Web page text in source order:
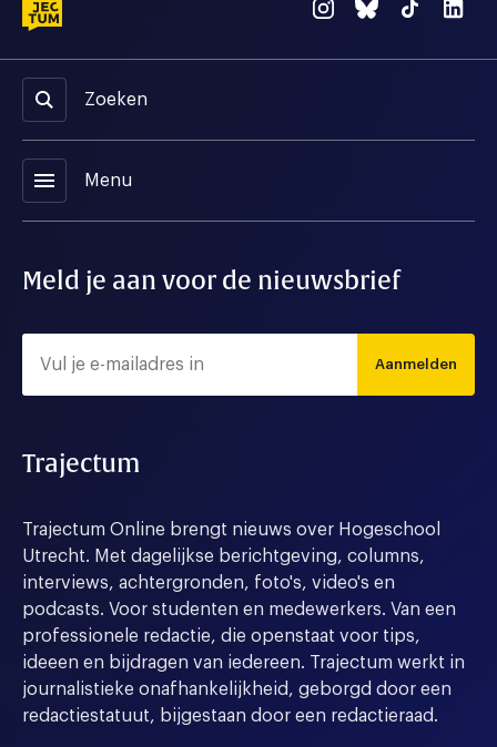
Zoeken
menu Menu
Meld je aan voor de nieuwsbrief
Aanmelden
Trajectum
Trajectum Online brengt nieuws over Hogeschool
Utrecht. Met dagelijkse berichtgeving, columns,
interviews, achtergronden, foto's, video's en
podcasts. Voor studenten en medewerkers. Van een
professionele redactie, die openstaat voor tips,
ideeen en bijdragen van iedereen. Trajectum werkt in
journalistieke onafhankelijkheid, geborgd door een
redactiestatuut, bijgestaan door een redactieraad.